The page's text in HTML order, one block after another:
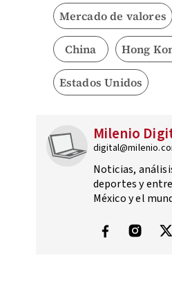
Mercado de valores
China Hong
Estados Unidos
Milenio
Noticias,
deportes y
México y el